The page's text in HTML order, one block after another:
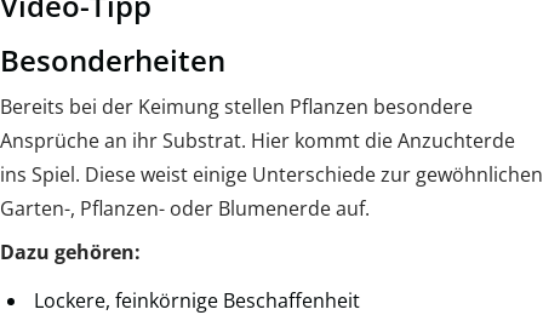
Besonderheiten
Bereits bei der Keimung stellen Pflanzen besondere
Ansprüche an ihr Substrat. Hier kommt die Anzuchterde
ins Spiel. Diese weist einige Unterschiede zur gewöhnlichen
Garten-, Pflanzen- oder Blumenerde auf.
Dazu gehören:
Lockere, feinkörnige Beschaffenheit